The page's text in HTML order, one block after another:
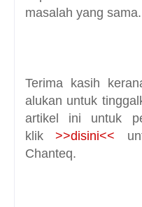
masalah yang sama.
Terima kasih
alukan untuk
artikel ini untuk
klik>>disini<<
Chanteq.